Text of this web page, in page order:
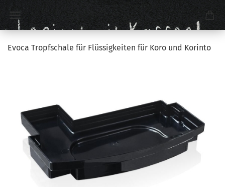
Evoca Tropfschale für Flüssigkeiten für Koro und Korinto